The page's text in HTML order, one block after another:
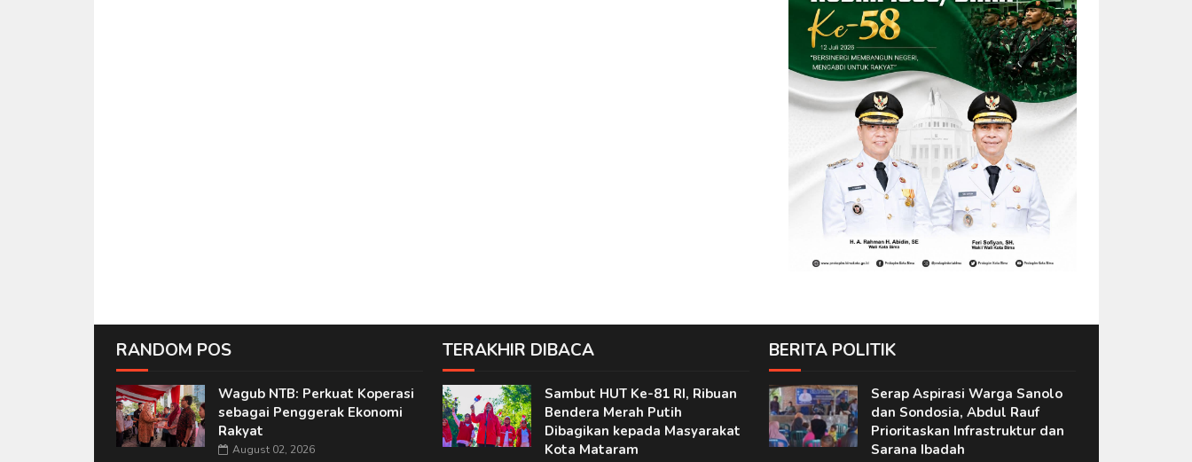
RANDOM POS
Wagub NTB: Perkuat Koperasi
sebagai Penggerak Ekonomi
Rakyat
August 02, 2026
TERAKHIR DIBACA
Sambut HUT Ke-81 RI, Ribuan
Bendera Merah Putih
Dibagikan kepada Masyarakat
Kota Mataram
BERITA POLITIK
Serap Aspirasi Warga Sanolo
dan Sondosia, Abdul Rauf
Prioritaskan Infrastruktur dan
Sarana Ibadah